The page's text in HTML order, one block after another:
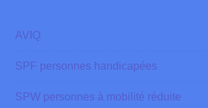
AVIQ
SPF personnes handicapées
SPW personnes à mobilité réduite